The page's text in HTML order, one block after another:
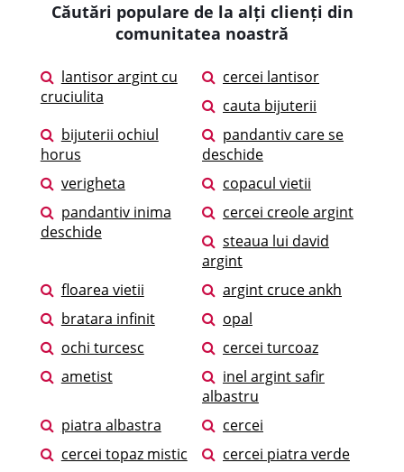
Căutări populare de la alți clienți din
comunitatea noastră
lantisor argint cu
cruciulita
cercei lantisor
cauta bijuterii
bijuterii ochiul
horus
pandantiv care se
deschide
verigheta
copacul vietii
pandantiv inima
deschide
cercei creole argint
steaua lui david
argint
floarea vietii
argint cruce ankh
bratara infinit
opal
ochi turcesc
cercei turcoaz
ametist
inel argint safir
albastru
piatra albastra
cercei
cercei topaz mistic
cercei piatra verde